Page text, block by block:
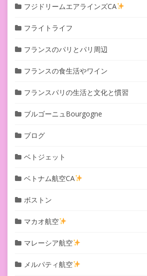
フジドリームエアラインズCA
フライトライフ
フランスのパリとパリ周辺
フランスの食生活やワイン
フランスパリの生活と文化と慣習
ブルゴーニュBourgogne
ブログ
ベトジェット
ベトナム航空CA
ボストン
マカオ航空
マレーシア航空
メルパティ航空